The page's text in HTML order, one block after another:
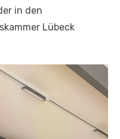
in den
Lübeck